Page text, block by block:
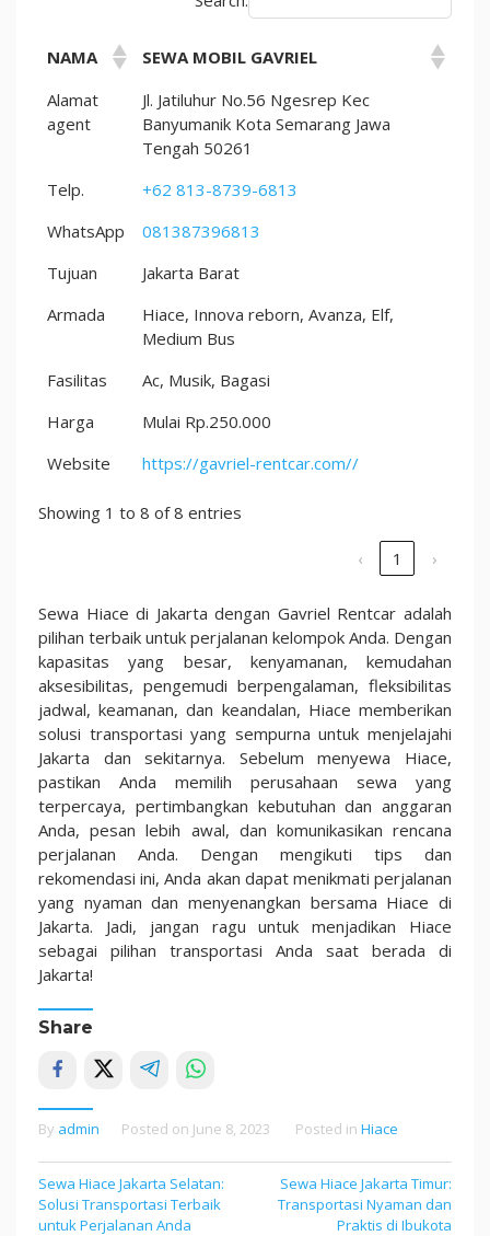
NAMA
SEWA MOBIL GAVRIEL
Alamat
agent
Jl. Jatiluhur No.56 Ngesrep Kec
Banyumanik Kota Semarang Jawa
Tengah 50261
Telp.
+62 813-8739-6813
WhatsApp
081387396813
Tujuan
Jakarta Barat
Armada
Hiace, Innova reborn, Avanza, Elf,
Medium Bus
Fasilitas
Ac, Musik, Bagasi
Harga
Mulai Rp.250.000
Website
https://gavriel-rentcar.com//
Showing 1 to 8 of 8 entries
‹ 1 ›
Sewa Hiace di Jakarta dengan Gavriel Rentcar adalah
pilihan terbaik untuk perjalanan kelompok Anda. Dengan
kapasitas yang besar, kenyamanan, kemudahan
aksesibilitas, pengemudi berpengalaman, fleksibilitas
jadwal, keamanan, dan keandalan, Hiace memberikan
solusi transportasi yang sempurna untuk menjelajahi
Jakarta dan sekitarnya. Sebelum menyewa Hiace,
pastikan Anda memilih perusahaan sewa yang
terpercaya, pertimbangkan kebutuhan dan anggaran
Anda, pesan lebih awal, dan komunikasikan rencana
perjalanan Anda. Dengan mengikuti tips dan
rekomendasi ini, Anda akan dapat menikmati perjalanan
yang nyaman dan menyenangkan bersama Hiace di
Jakarta. Jadi, jangan ragu untuk menjadikan Hiace
sebagai pilihan transportasi Anda saat berada di
Jakarta!
Share
By admin Posted on June 8, 2023 Posted in Hiace
Post
navigation
Sewa Hiace Jakarta Selatan:
Solusi Transportasi Terbaik
untuk Perjalanan Anda
Sewa Hiace Jakarta Timur:
Transportasi Nyaman dan
Praktis di Ibukota